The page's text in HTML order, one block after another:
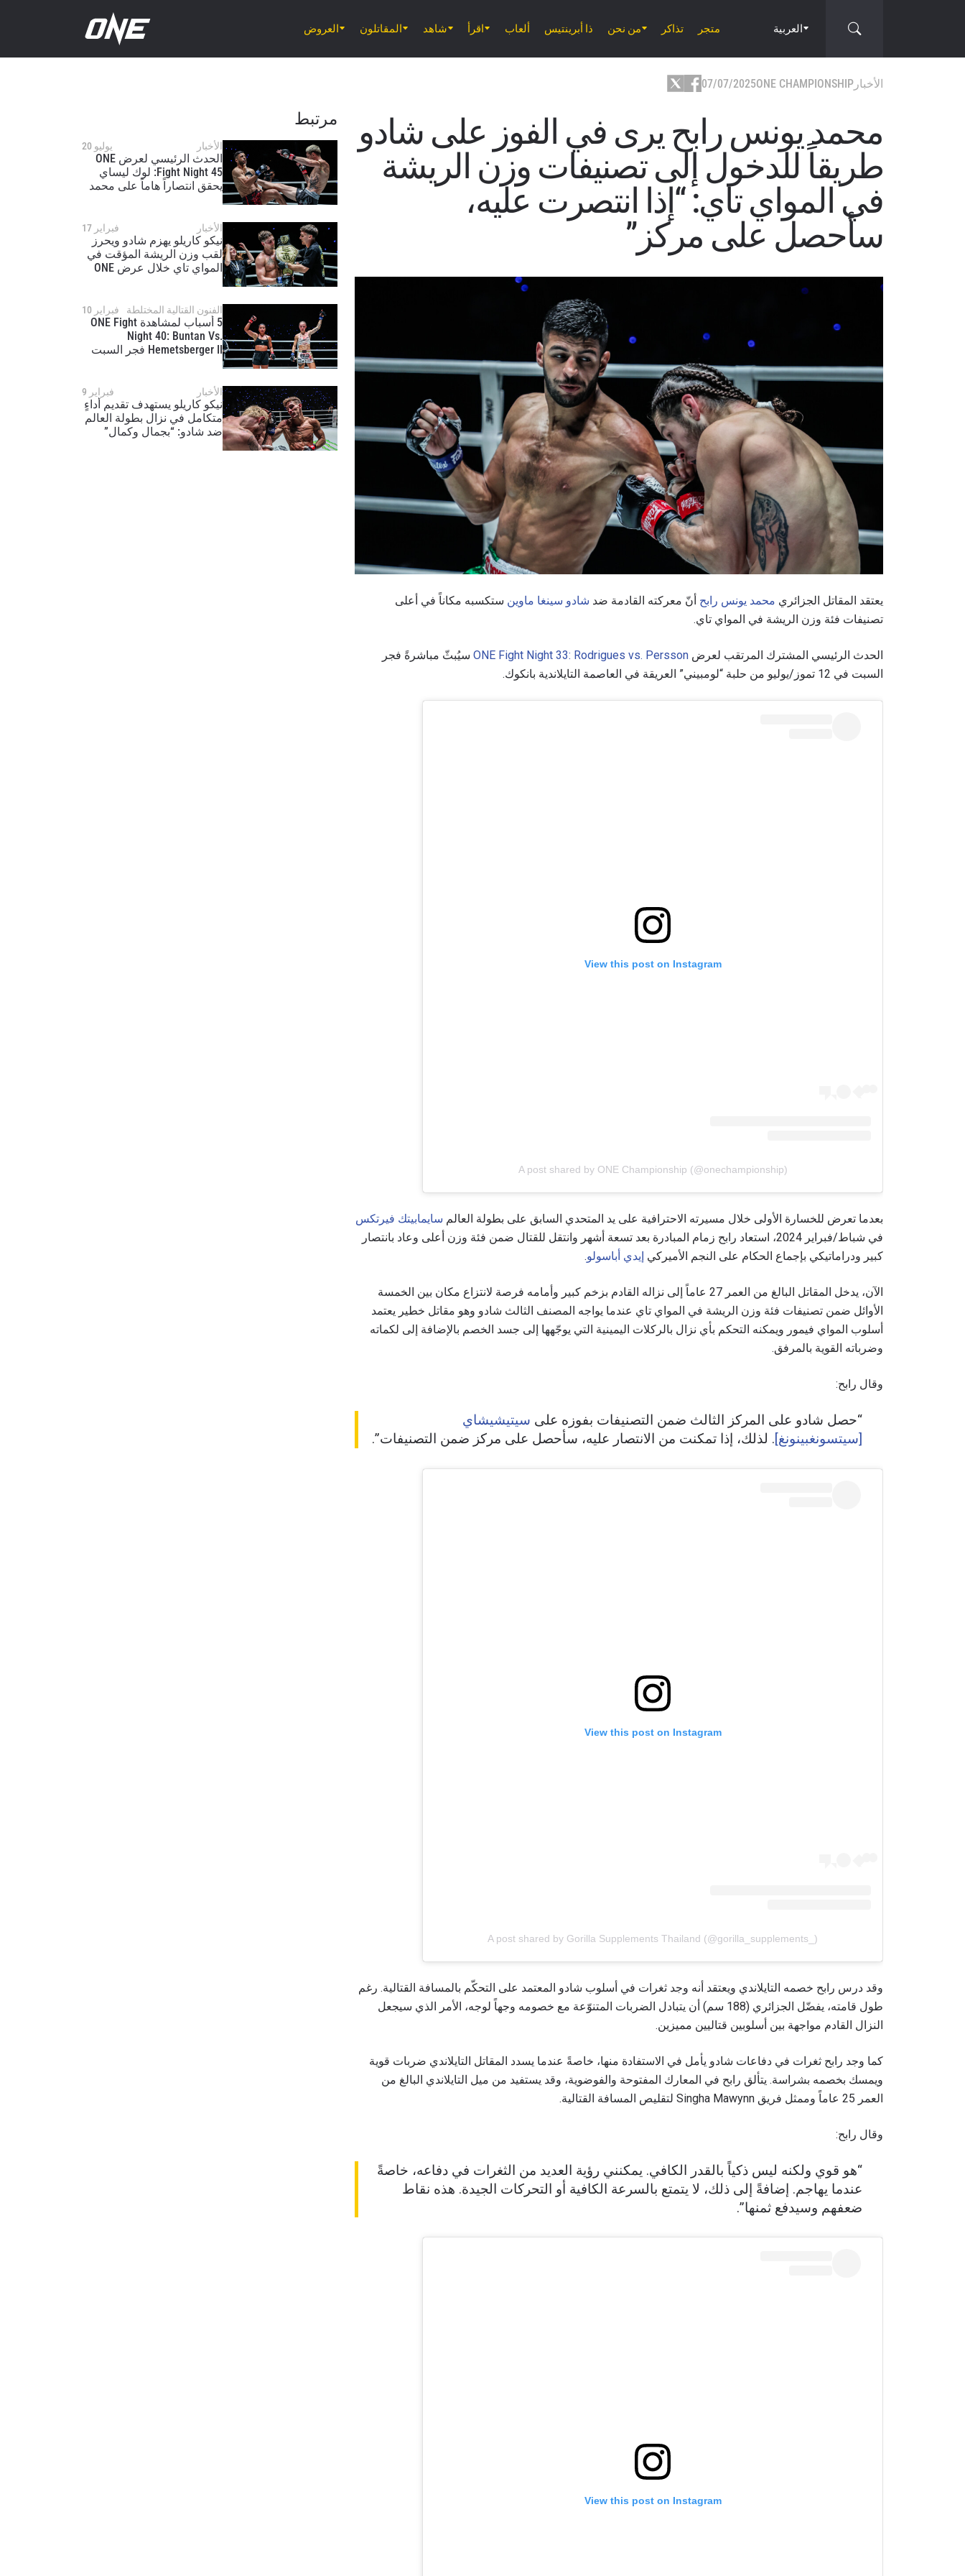
العروض المقاتلون شاهد اقرأ ألعاب ذا أبرينتيس من نحن تذاكر متجر العربية
الأخبار ONE CHAMPIONSHIP
07/07/2025
محمد يونس رابح يرى في الفوز على شادو
طريقاً للدخول إلى تصنيفات وزن الريشة
في المواي تاي: “إذا انتصرت عليه،
سأحصل على مركز”
يعتقد المقاتل الجزائري محمد يونس رابح أنّ معركته القادمة ضد شادو سينغا ماوين ستكسبه مكاناً في أعلى
تصنيفات فئة وزن الريشة في المواي تاي.
الحدث الرئيسي المشترك المرتقب لعرض ONE Fight Night 33: Rodrigues vs. Persson سيُبثّ مباشرةً فجر
السبت في 12 تموز/يوليو من حلبة “لومبيني” العريقة في العاصمة التايلاندية بانكوك.
View this post on Instagram
A post shared by ONE Championship (@onechampionship)
بعدما تعرض للخسارة الأولى خلال مسيرته الاحترافية على يد المتحدي السابق على بطولة العالم سايمابيتك فيرتكس
في شباط/فبراير 2024، استعاد رابح زمام المبادرة بعد تسعة أشهر وانتقل للقتال ضمن فئة وزن أعلى وعاد بانتصار
كبير ودراماتيكي بإجماع الحكام على النجم الأميركي إيدي أباسولو.
الآن، يدخل المقاتل البالغ من العمر 27 عاماً إلى نزاله القادم بزخم كبير وأمامه فرصة لانتزاع مكان بين الخمسة
الأوائل ضمن تصنيفات فئة وزن الريشة في المواي تاي عندما يواجه المصنف الثالث شادو وهو مقاتل خطير يعتمد
أسلوب المواي فيمور ويمكنه التحكم بأي نزال بالركلات اليمينية التي يوجّهها إلى جسد الخصم بالإضافة إلى لكماته
وضرباته القوية بالمرفق.
وقال رابح:
“حصل شادو على المركز الثالث ضمن التصنيفات بفوزه على سيتيشيشاي
[سيتسونغبينونغ]. لذلك، إذا تمكنت من الانتصار عليه، سأحصل على مركز ضمن التصنيفات”.
View this post on Instagram
A post shared by Gorilla Supplements Thailand (@gorilla_supplements_)
وقد درس رابح خصمه التايلاندي ويعتقد أنه وجد ثغرات في أسلوب شادو المعتمد على التحكّم بالمسافة القتالية. رغم
طول قامته، يفضّل الجزائري (188 سم) أن يتبادل الضربات المتنوّعة مع خصومه وجهاً لوجه، الأمر الذي سيجعل
النزال القادم مواجهة بين أسلوبين قتاليين مميزين.
كما وجد رابح ثغرات في دفاعات شادو يأمل في الاستفادة منها، خاصةً عندما يسدد المقاتل التايلاندي ضربات قوية
ويمسك بخصمه بشراسة. يتألق رابح في المعارك المفتوحة والفوضوية، وقد يستفيد من ميل التايلاندي البالغ من
العمر 25 عاماً وممثل فريق Singha Mawynn لتقليص المسافة القتالية.
وقال رابح:
“هو قوي ولكنه ليس ذكياً بالقدر الكافي. يمكنني رؤية العديد من الثغرات في دفاعه، خاصةً
عندما يهاجم. إضافةً إلى ذلك، لا يتمتع بالسرعة الكافية أو التحركات الجيدة. هذه نقاط
ضعفهم وسيدفع ثمنها”.
View this post on Instagram
مرتبط
الأخبار يوليو 20
الحدث الرئيسي لعرض ONE
Fight Night 45: لوك ليساي
يحقق انتصاراً هاماً على محمد
الأخبار فبراير 17
نيكو كاريلو يهزم شادو ويحرز
لقب وزن الريشة المؤقت في
المواي تاي خلال عرض ONE
الفنون القتالية المختلطة فبراير 10
5 أسباب لمشاهدة ONE Fight
Night 40: Buntan Vs.
Hemetsberger II فجر السبت
الأخبار فبراير 9
نيكو كاريلو يستهدف تقديم أداءٍ
متكامل في نزال بطولة العالم
ضد شادو: “بجمالٍ وكمال”
بإرسال هذا النموذج، فإنك توافق على جمعنا لمعلوماتك واستخدامها والإفصاح
عنها بموجب